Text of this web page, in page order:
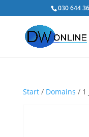
030 644
Start/ Domains / 1